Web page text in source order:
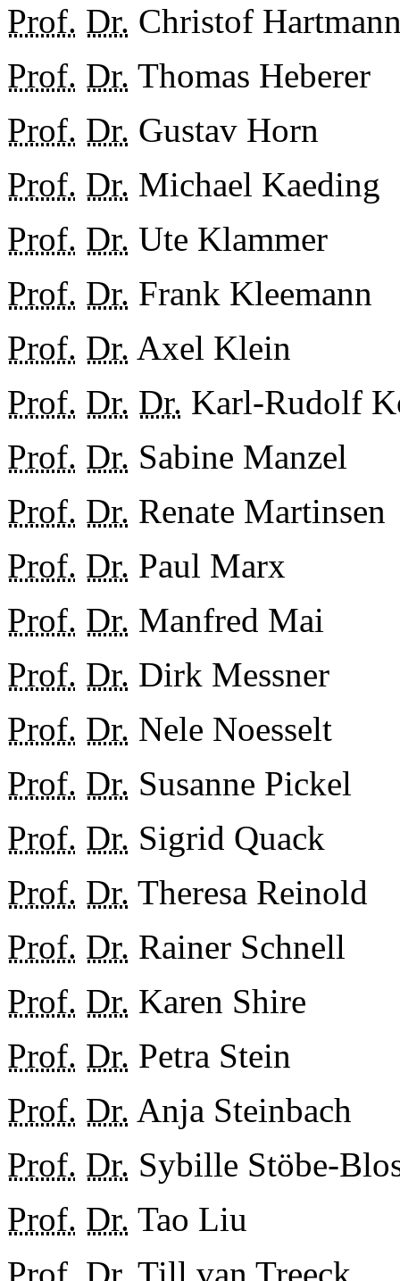
Prof. Dr. Christof
Prof. Dr. Thomas Heberer
Prof. Dr. Gustav Horn
Prof. Dr. Michael Kaeding
Prof. Dr. Ute Klammer
Prof. Dr. Frank Kleemann
Prof. Dr. Axel Klein
Prof. Dr. Dr. Karl-Rudolf
Prof. Dr. Sabine Manzel
Prof. Dr. Renate Martinsen
Prof. Dr. Paul Marx
Prof. Dr. Manfred Mai
Prof. Dr. Dirk Messner
Prof. Dr. Nele Noesselt
Prof. Dr. Susanne Pickel
Prof. Dr. Sigrid Quack
Prof. Dr. Theresa Reinold
Prof. Dr. Rainer Schnell
Prof. Dr. Karen Shire
Prof. Dr. Petra Stein
Prof. Dr. Anja Steinbach
Prof. Dr. Sybille Stöbe-
Prof. Dr. Tao Liu
Prof. Dr. Till van Treeck